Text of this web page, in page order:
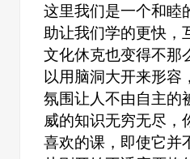
这里我们是一个和睦
助让我们学的更快，
文化休克也变得不那
以用脑洞大开来形容
氛围让人不由自主的
威的知识无穷无尽，
喜欢的课，即使它并